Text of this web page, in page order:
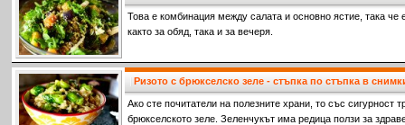
Това е комбинация между салата и основно ястие, така
както за обяд, така и за вечеря.
Ризото с брюкселско зеле - стъпка по стъпка в
Ако сте почитатели на полезните храни, то със сигурност
брюкселското зеле. Зеленчукът има редица ползи за